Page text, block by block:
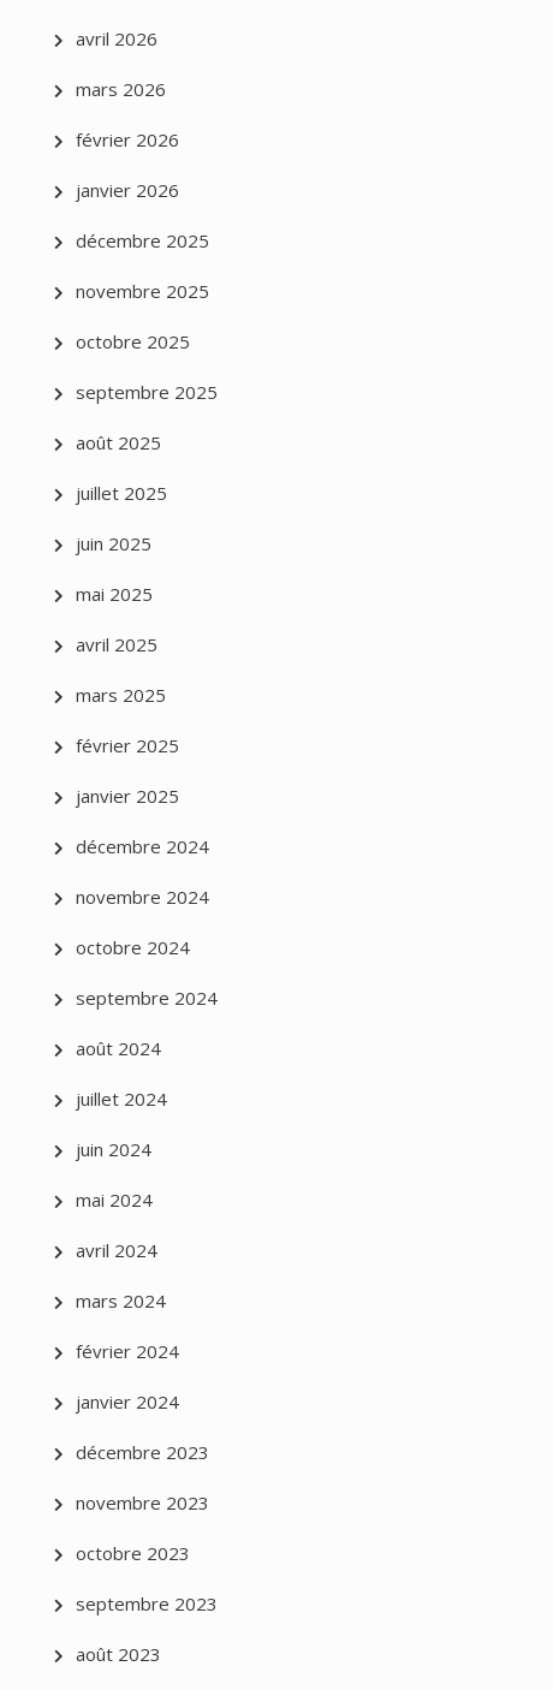
avril 2026
mars 2026
février 2026
janvier 2026
décembre 2025
novembre 2025
octobre 2025
septembre 2025
août 2025
juillet 2025
juin 2025
mai 2025
avril 2025
mars 2025
février 2025
janvier 2025
décembre 2024
novembre 2024
octobre 2024
septembre 2024
août 2024
juillet 2024
juin 2024
mai 2024
avril 2024
mars 2024
février 2024
janvier 2024
décembre 2023
novembre 2023
octobre 2023
septembre 2023
août 2023